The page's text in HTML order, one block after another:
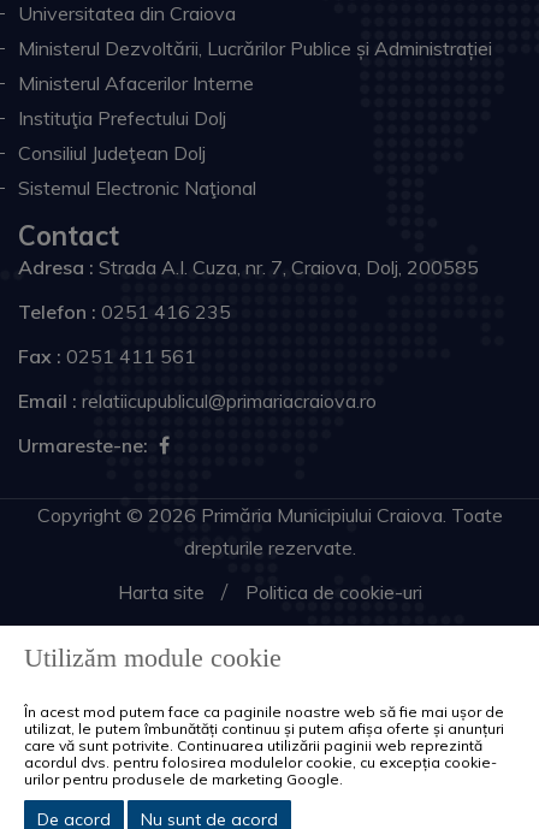
Universitatea din Craiova
Ministerul Dezvoltării, Lucrărilor Publice și Administrației
Ministerul Afacerilor Interne
Instituţia Prefectului Dolj
Consiliul Judeţean Dolj
Sistemul Electronic Naţional
Contact
Adresa : Strada A.I. Cuza, nr. 7, Craiova, Dolj, 200585
Telefon : 0251 416 235
Fax : 0251 411 561
Email : relatiicupublicul@primariacraiova.ro
Urmareste-ne:
Copyright © 2026 Primăria Municipiului Craiova. Toate
drepturile rezervate.
Harta site
Politica de cookie-uri
Utilizăm module cookie
În acest mod putem face ca paginile noastre web să fie mai ușor de
utilizat, le putem îmbunătăți continuu și putem afișa oferte și anunțuri
care vă sunt potrivite. Continuarea utilizării paginii web reprezintă
acordul dvs. pentru folosirea modulelor cookie, cu excepția cookie-
urilor pentru produsele de marketing Google.
De acord Nu sunt de acord